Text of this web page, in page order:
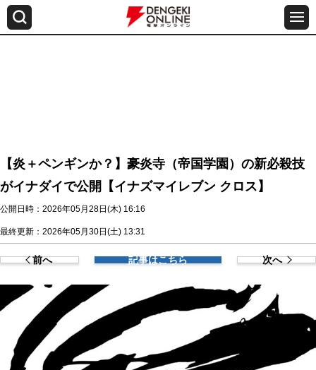
【炎＋ペンギンか？】豪炎寺（帝国学園）の新必殺技
がイナダイで公開【イナズマイレブン クロス】
公開日時：2026年05月28日(木) 16:16
最終更新：2026年05月30日(土) 13:31
前へ 記事はこちら 次へ